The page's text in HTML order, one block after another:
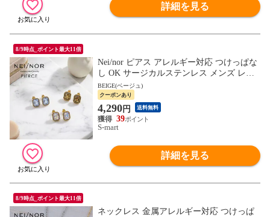
詳細を見る
8/9時点_ポイント最大11倍
Nei/nor ピアス アレルギー対応 つけっぱな
し OK サージカルステンレス メンズ レデ
ィース セカンドピアス アクセサリー ゴー
ルド 0130
BEIGE(ベージュ)
クーポンあり
4,290円 送料無料
39
S-mart
詳細を見る
8/9時点_ポイント最大11倍
ネックレス 金属アレルギー対応 つけっぱ